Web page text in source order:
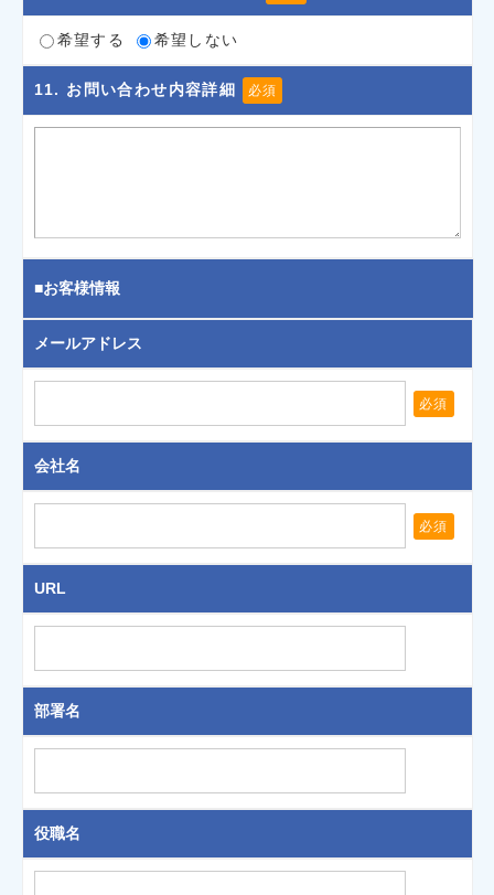
希望する 希望しない
11. お問い合わせ内容詳細 必須
■お客様情報
メールアドレス
必須
会社名
必須
URL
部署名
役職名